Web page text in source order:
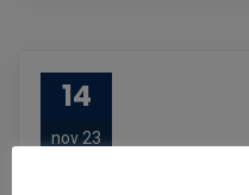
14
nov 23